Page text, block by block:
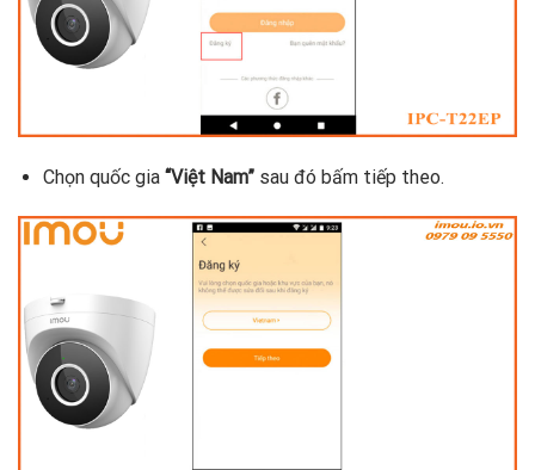
Chọn quốc gia “Việt Nam”sau đó bấm tiếp theo.